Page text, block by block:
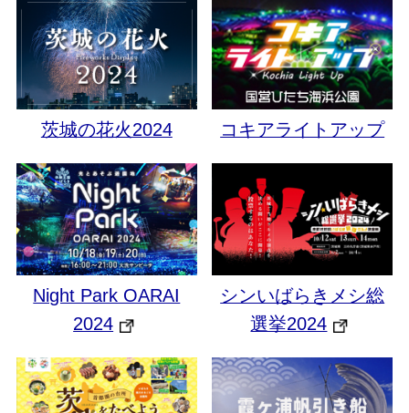
茨城の花火2024 コキアライトアップ
Night Park OARAI
2024
シンいばらきメシ総
選挙2024